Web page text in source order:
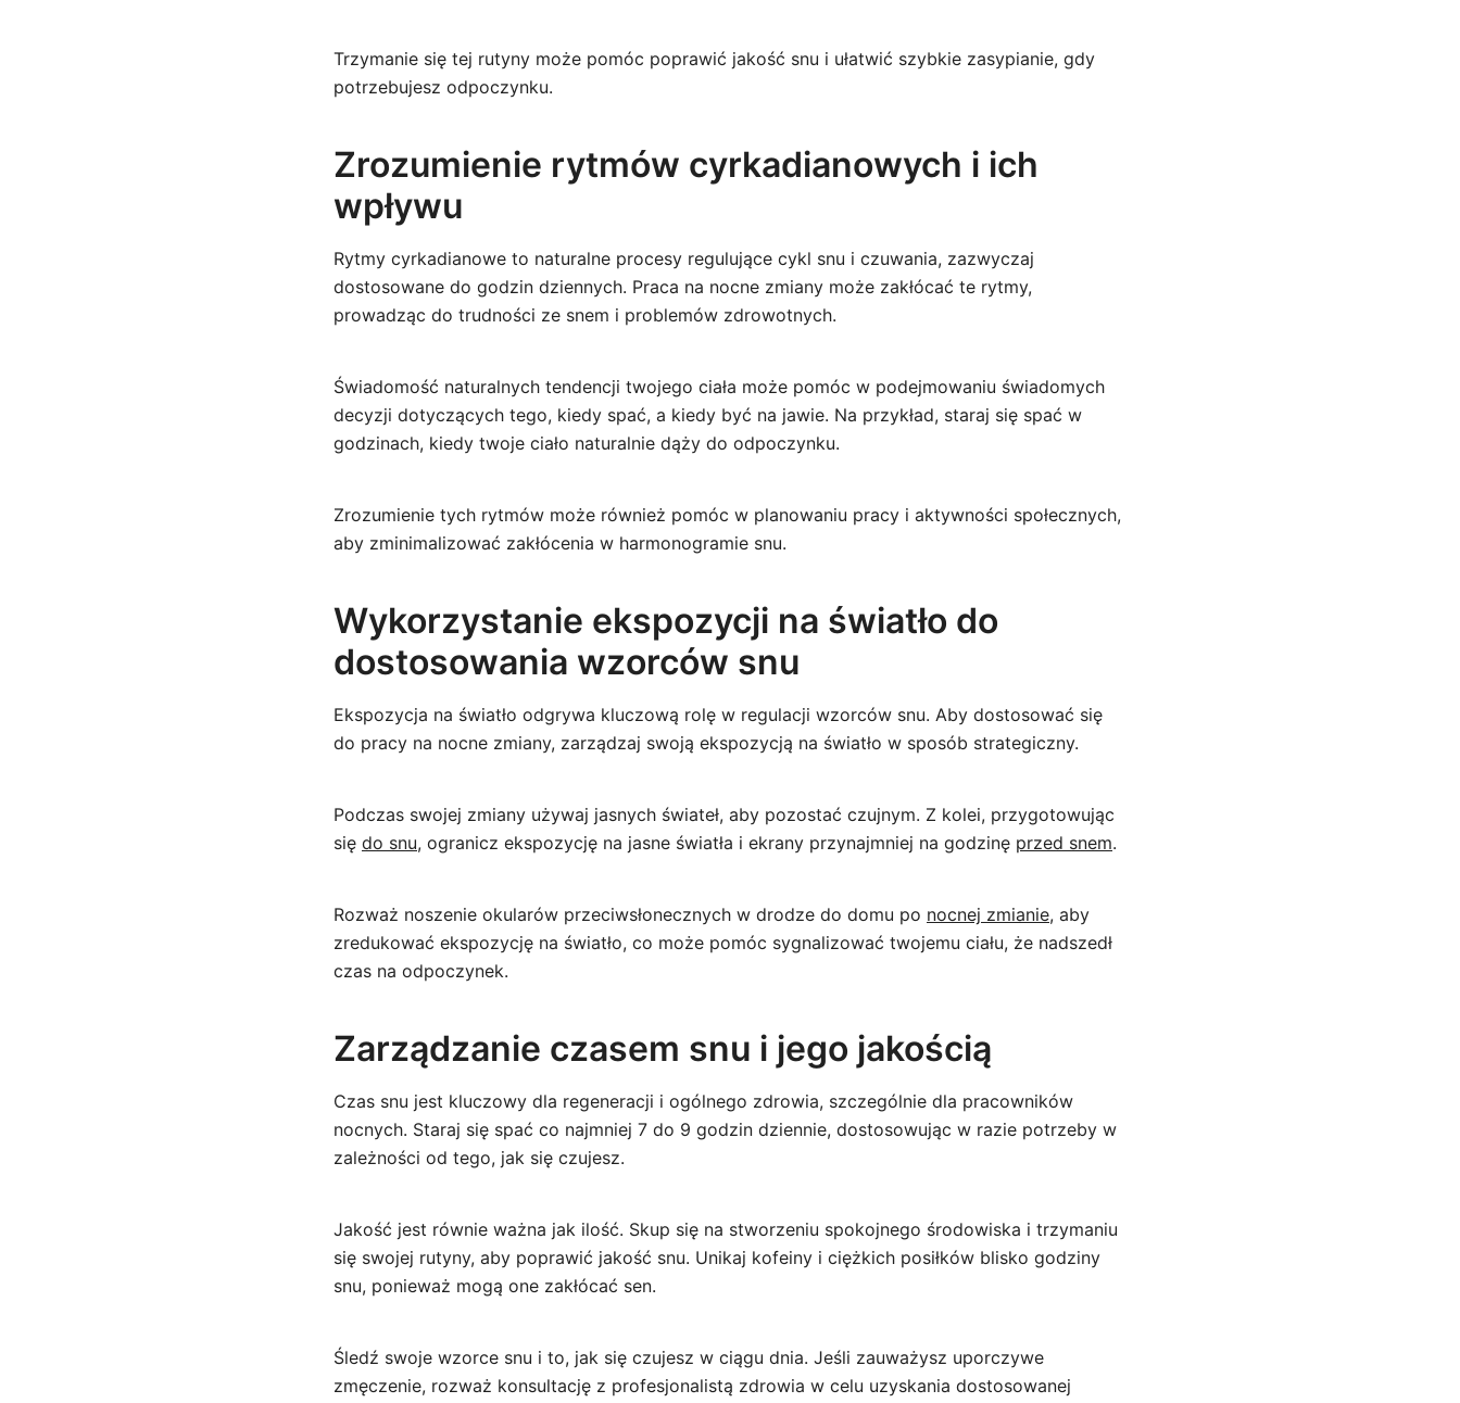
Trzymanie się tej rutyny może pomóc poprawić jakość snu i ułatwić szybkie zasypianie, gdy
potrzebujesz odpoczynku.
Zrozumienie rytmów cyrkadianowych i ich
wpływu
Rytmy cyrkadianowe to naturalne procesy regulujące cykl snu i czuwania, zazwyczaj
dostosowane do godzin dziennych. Praca na nocne zmiany może zakłócać te rytmy,
prowadząc do trudności ze snem i problemów zdrowotnych.
Świadomość naturalnych tendencji twojego ciała może pomóc w podejmowaniu świadomych
decyzji dotyczących tego, kiedy spać, a kiedy być na jawie. Na przykład, staraj się spać w
godzinach, kiedy twoje ciało naturalnie dąży do odpoczynku.
Zrozumienie tych rytmów może również pomóc w planowaniu pracy i aktywności społecznych,
aby zminimalizować zakłócenia w harmonogramie snu.
Wykorzystanie ekspozycji na światło do
dostosowania wzorców snu
Ekspozycja na światło odgrywa kluczową rolę w regulacji wzorców snu. Aby dostosować się
do pracy na nocne zmiany, zarządzaj swoją ekspozycją na światło w sposób strategiczny.
Podczas swojej zmiany używaj jasnych świateł, aby pozostać czujnym. Z kolei, przygotowując
się do snu, ogranicz ekspozycję na jasne światła i ekrany przynajmniej na godzinę przed snem.
Rozważ noszenie okularów przeciwsłonecznych w drodze do domu po nocnej zmianie, aby
zredukować ekspozycję na światło, co może pomóc sygnalizować twojemu ciału, że nadszedł
czas na odpoczynek.
Zarządzanie czasem snu i jego jakością
Czas snu jest kluczowy dla regeneracji i ogólnego zdrowia, szczególnie dla pracowników
nocnych. Staraj się spać co najmniej 7 do 9 godzin dziennie, dostosowując w razie potrzeby w
zależności od tego, jak się czujesz.
Jakość jest równie ważna jak ilość. Skup się na stworzeniu spokojnego środowiska i trzymaniu
się swojej rutyny, aby poprawić jakość snu. Unikaj kofeiny i ciężkich posiłków blisko godziny
snu, ponieważ mogą one zakłócać sen.
Śledź swoje wzorce snu i to, jak się czujesz w ciągu dnia. Jeśli zauważysz uporczywe
zmęczenie, rozważ konsultację z profesjonalistą zdrowia w celu uzyskania dostosowanej